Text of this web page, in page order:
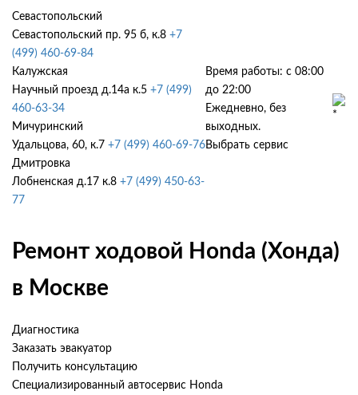
Севастопольский
Севастопольский пр. 95 б, к.8 +7
(499) 460-69-84
Калужская
Научный проезд д.14а к.5 +7 (499)
460-63-34
Мичуринский
Удальцова, 60, к.7 +7 (499) 460-69-76
Дмитровка
Лобненская д.17 к.8 +7 (499) 450-63-
77
Время работы: с 08:00
до 22:00
Ежедневно, без
выходных.
Выбрать сервис
Ремонт ходовой Honda (Хонда)
в Москве
Диагностика
Заказать эвакуатор
Получить консультацию
Специализированный автосервис Honda